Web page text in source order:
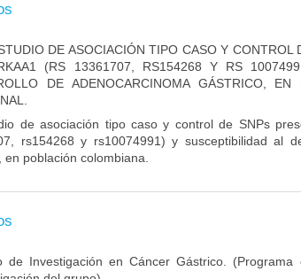
DE ASOCIACIÓN TIPO CASO Y CONTROL
(RS 13361707, RS154268 Y RS
DE ADENOCARCINOMA GÁSTRICO, EN
de asociación tipo caso y control de SNPs
rs154268 y rs10074991) y susceptibilidad al
en población colombiana.
de Investigación en Cáncer Gástrico.